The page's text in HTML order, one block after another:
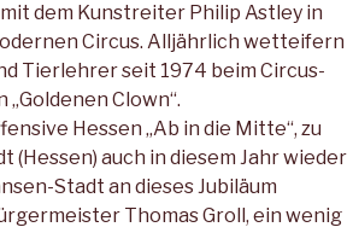
dem Kunstreiter Philip Astley in
Circus. Alljährlich wetteifern
Tierlehrer seit 1974 beim Circus-
Clown“.
Hessen „Ab in die Mitte“, zu
(Hessen) auch in diesem Jahr wieder
Stadt an dieses Jubiläum
Thomas Groll, ein wenig